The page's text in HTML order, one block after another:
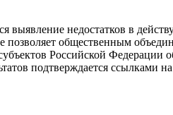
выявление недостатков в
позволяет общественным
Российской
подтверждается